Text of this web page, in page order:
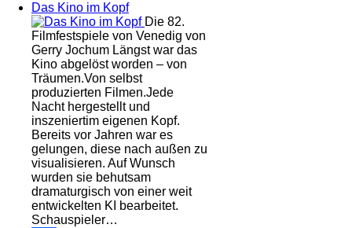
Das Kino im Kopf
Die 82.
Filmfestspiele von Venedig von
Gerry Jochum Längst war das
Kino abgelöst worden – von
Träumen.Von selbst
produzierten Filmen.Jede
Nacht hergestellt und
inszeniertim eigenen Kopf.
Bereits vor Jahren war es
gelungen, diese nach außen zu
visualisieren. Auf Wunsch
wurden sie behutsam
dramaturgisch von einer weit
entwickelten KI bearbeitet.
Schauspieler…